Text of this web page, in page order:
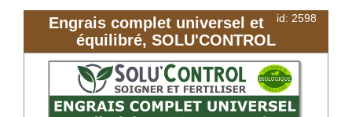
id: 2598
Engrais complet universel et
équilibré, SOLU'CONTROL